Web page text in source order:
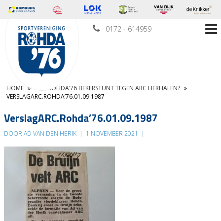
0172 - 614959
HOME » KAN ROHDA’76 BEKERSTUNT TEGEN ARC HERHALEN? »
VERSLAGARC.ROHDA’76.01.09.1987
VerslagARC.Rohda’76.01.09.1987
DOOR AD VAN DEN HERIK | 1 NOVEMBER 2021 |